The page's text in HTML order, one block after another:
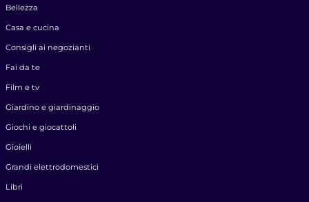
Bellezza
Casa e cucina
Consigli ai negozianti
Fai da te
Film e tv
Giardino e giardinaggio
Giochi e giocattoli
Gioielli
Grandi elettrodomestici
Libri